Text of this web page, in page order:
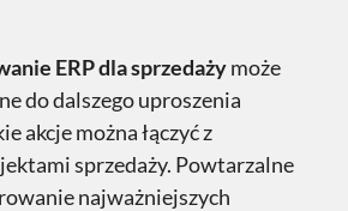
ERP dla sprzedażymoże
do dalszego uproszenia
akcje można łączyć z
sprzedaży. Powtarzalne
najważniejszych